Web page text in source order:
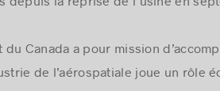
depuis la reprise de l’usine en
du Canada a pour mission
de l’aérospatiale joue un rôle